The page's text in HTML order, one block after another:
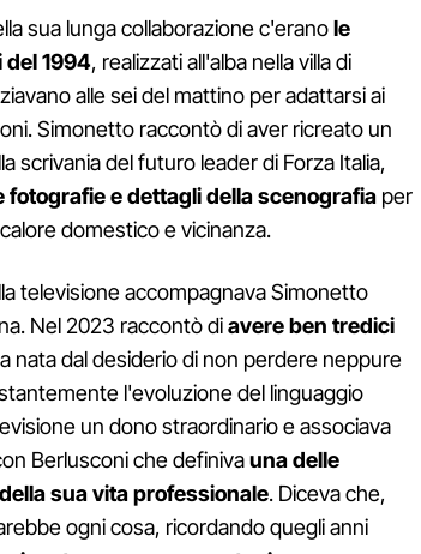
sua lunga collaborazione c'eranole
1994, realizzati all'alba nella villa di
alle sei del mattino per adattarsi ai
Simonetto raccontò di aver ricreato un
scrivania del futuro leader di Forza Italia,
e dettagli della scenografia per
domestico e vicinanza.
televisione accompagnava Simonetto
Nel 2023 raccontò diavere ben tredici
nata dal desiderio di non perdere neppure
l'evoluzione del linguaggio
un dono straordinario e associava
Berlusconi che definivauna delle
sua vita professionale. Diceva che,
ogni cosa, ricordando quegli anni